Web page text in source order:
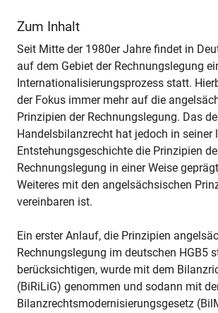
Zum Inhalt
Seit Mitte der 1980er Jahre findet in
auf dem Gebiet der Rechnungslegung
Internationalisierungsprozess statt.
der Fokus immer mehr auf die
Prinzipien der Rechnungslegung. Das
Handelsbilanzrecht hat jedoch in seiner
Entstehungsgeschichte die Prinzipien
Rechnungslegung in einer Weise
Weiteres mit den angelsächsischen
vereinbaren ist.
Ein erster Anlauf, die Prinzipien
Rechnungslegung im deutschen HGB5
berücksichtigen, wurde mit dem
(BiRiLiG) genommen und sodann mit
Bilanzrechtsmodernisierungsgesetz